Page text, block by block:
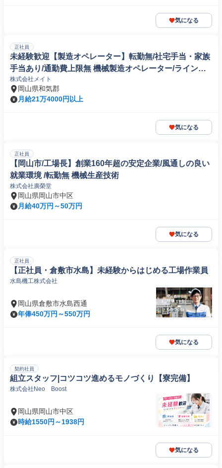
気になる
正社員
未経験歓迎【製造オペレーター】転勤無/社宅手当・家族
手当あり/通勤費上限無 機械製造オペレーター/ラインマ
ネージャー
株式会社メイト
岡山県和気郡
月給21万4000円以上
気になる
正社員
【岡山市/工場長】創業160年超の安定企業/風通しの良い
就業環境 /転勤無 機械生産技術
株式会社廣榮堂
岡山県岡山市中区
月給40万円～50万円
気になる
正社員
【正社員・倉敷市水島】未経験からはじめる工場作業員
水島機工株式会社
岡山県倉敷市水島西通
年俸450万円～550万円
気になる
契約社員
組立スタッフ|コツコツ進めるモノづくり【寮完備】
株式会社Neo Boost
岡山県岡山市中区
時給1550円～1938円
気になる